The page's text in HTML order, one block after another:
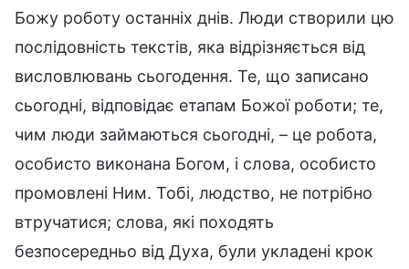
Божу роботу останніх днів. Люди створили цю
послідовність текстів, яка відрізняється від
висловлювань сьогодення. Те, що записано
сьогодні, відповідає етапам Божої роботи; те,
чим люди займаються сьогодні, – це робота,
особисто виконана Богом, і слова, особисто
промовлені Ним. Тобі, людство, не потрібно
втручатися; слова, які походять
безпосередньо від Духа, були укладені крок